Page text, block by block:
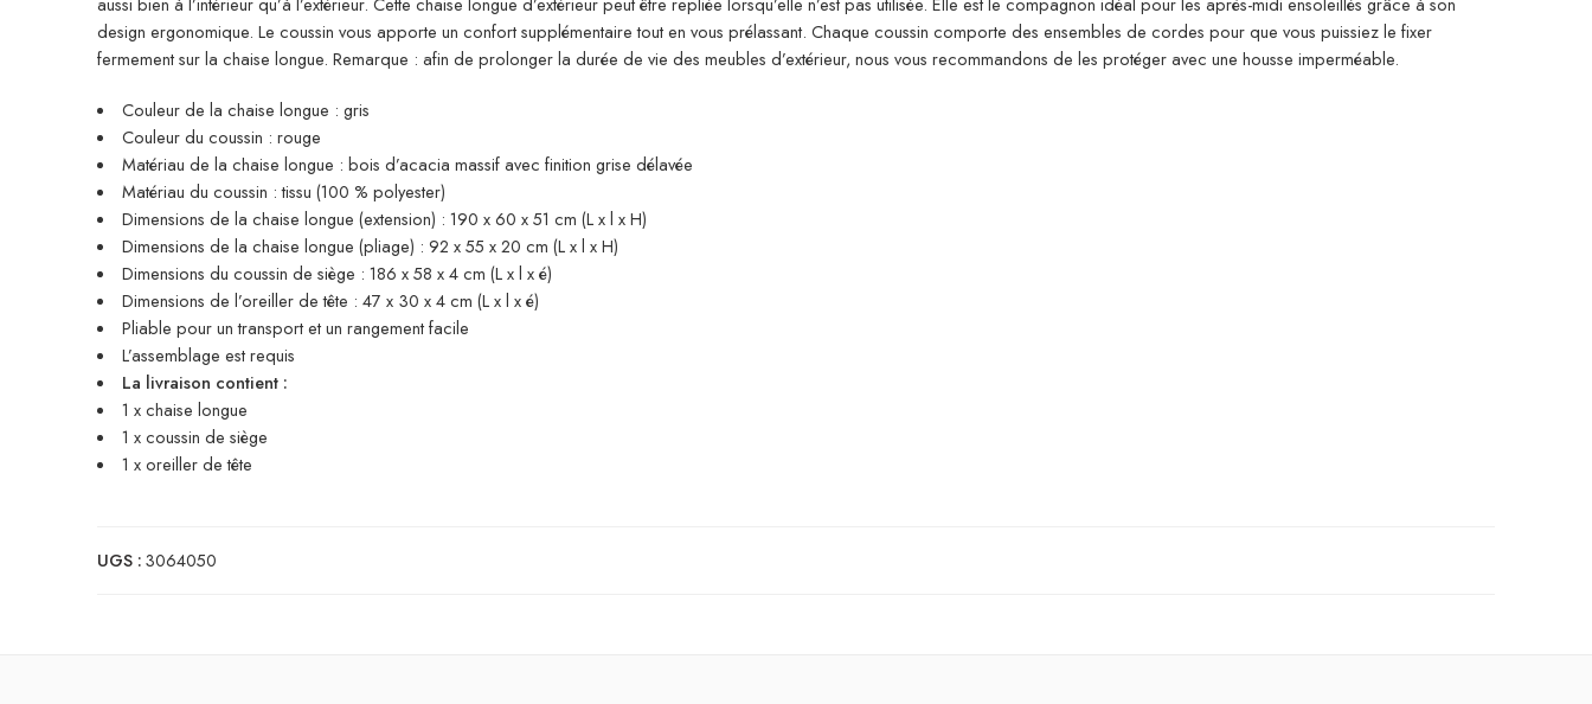
design ergonomique. Le coussin vous apporte un confort supplémentaire tout en vous prélassant. Chaque coussin comporte des ensembles de cordes pour que vous puissiez le fixer
fermement sur la chaise longue. Remarque : afin de prolonger la durée de vie des meubles d’extérieur, nous vous recommandons de les protéger avec une housse imperméable.
Couleur de la chaise longue : gris
Couleur du coussin : rouge
Matériau de la chaise longue : bois d’acacia massif avec finition grise délavée
Matériau du coussin : tissu (100 % polyester)
Dimensions de la chaise longue (extension) : 190 x 60 x 51 cm (L x l x H)
Dimensions de la chaise longue (pliage) : 92 x 55 x 20 cm (L x l x H)
Dimensions du coussin de siège : 186 x 58 x 4 cm (L x l x é)
Dimensions de l’oreiller de tête : 47 x 30 x 4 cm (L x l x é)
Pliable pour un transport et un rangement facile
L’assemblage est requis
La livraison contient :
1 x chaise longue
1 x coussin de siège
1 x oreiller de tête
UGS :3064050